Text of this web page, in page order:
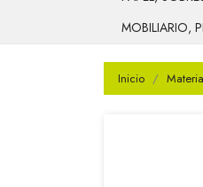
MOBILIARIO,
Inicio